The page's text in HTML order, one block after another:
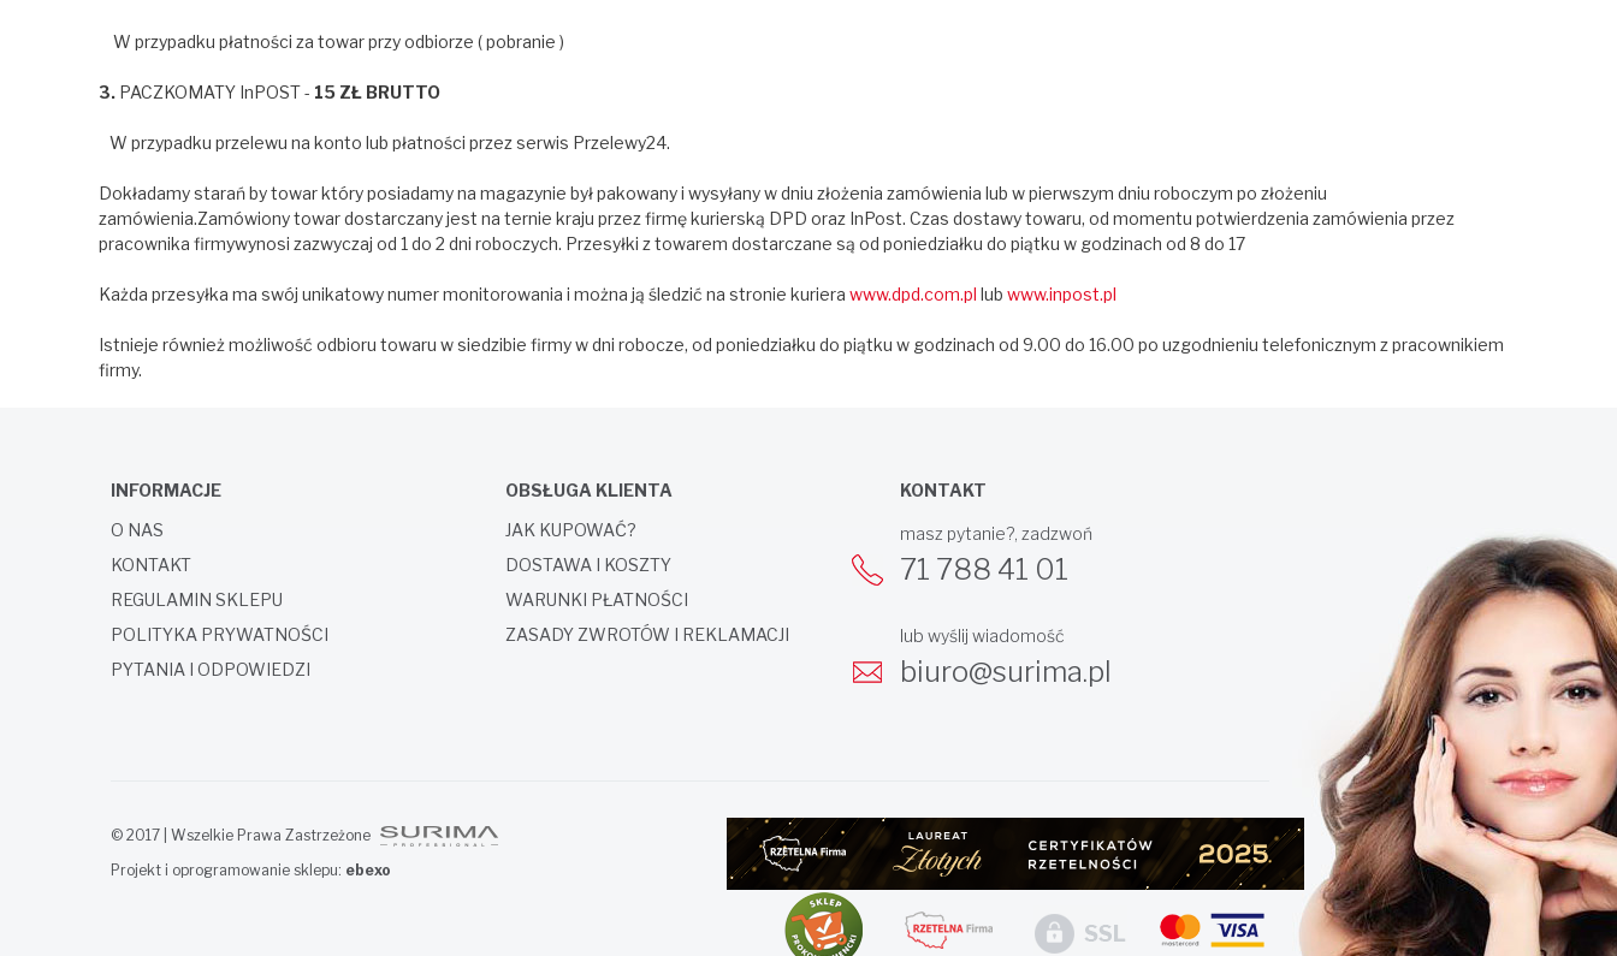
W przypadku płatności za towar przy odbiorze ( pobranie )
3. PACZKOMATY InPOST - 15 ZŁ BRUTTO
W przypadku przelewu na konto lub płatności przez serwis Przelewy24.
Dokładamy starań by towar który posiadamy na magazynie był pakowany i wysyłany w dniu złożenia zamówienia lub w pierwszym dniu roboczym po złożeniu
zamówienia.Zamówiony towar dostarczany jest na ternie kraju przez firmę kurierską DPD oraz InPost. Czas dostawy towaru, od momentu potwierdzenia zamówienia przez
pracownika firmywynosi zazwyczaj od 1 do 2 dni roboczych. Przesyłki z towarem dostarczane są od poniedziałku do piątku w godzinach od 8 do 17
Każda przesyłka ma swój unikatowy numer monitorowania i można ją śledzić na stronie kuriera www.dpd.com.pl lub www.inpost.pl
Istnieje również możliwość odbioru towaru w siedzibie firmy w dni robocze, od poniedziałku do piątku w godzinach od 9.00 do 16.00 po uzgodnieniu telefonicznym z pracownikiem
firmy.
INFORMACJE
O NAS
KONTAKT
REGULAMIN SKLEPU
POLITYKA PRYWATNOŚCI
PYTANIA I ODPOWIEDZI
OBSŁUGA KLIENTA
JAK KUPOWAĆ?
DOSTAWA I KOSZTY
WARUNKI PŁATNOŚCI
ZASADY ZWROTÓW I REKLAMACJI
KONTAKT
masz pytanie?, zadzwoń
71 788 41 01
lub wyślij wiadomość
biuro@surima.pl
© 2017 | Wszelkie Prawa Zastrzeżone
Projekt i oprogramowanie sklepu: ebexo